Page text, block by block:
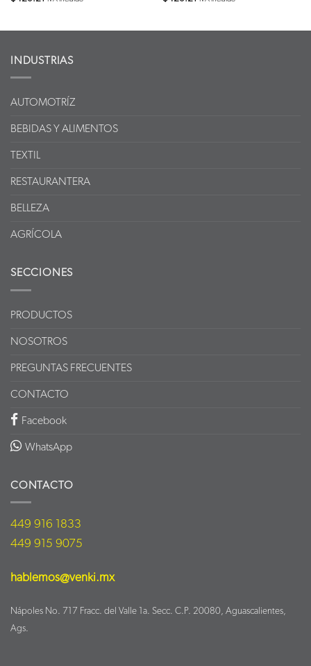
INDUSTRIAS
AUTOMOTRÍZ
BEBIDAS Y ALIMENTOS
TEXTIL
RESTAURANTERA
BELLEZA
AGRÍCOLA
SECCIONES
PRODUCTOS
NOSOTROS
PREGUNTAS FRECUENTES
CONTACTO
Facebook
WhatsApp
CONTACTO
449 916 1833
449 915 9075
hablemos@venki.mx
Nápoles No. 717 Fracc. del Valle 1a. Secc. C.P. 20080, Aguascalientes,
Ags.